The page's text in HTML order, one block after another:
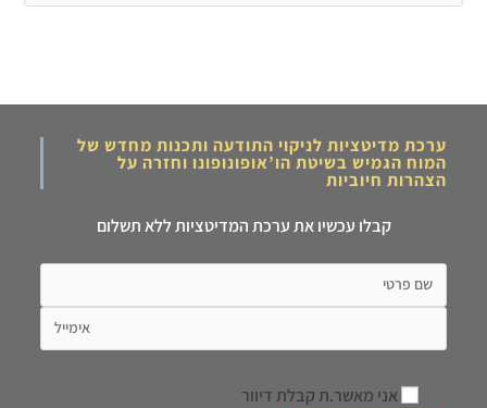
ערכת מדיטציות לניקוי התודעה ותכנות מחדש של
המוח הגמיש בשיטת הו’אופונופונו וחזרה על
הצהרות חיוביות
קבלו עכשיו את ערכת המדיטציות ללא תשלום
אני מאשר.ת קבלת דיוור